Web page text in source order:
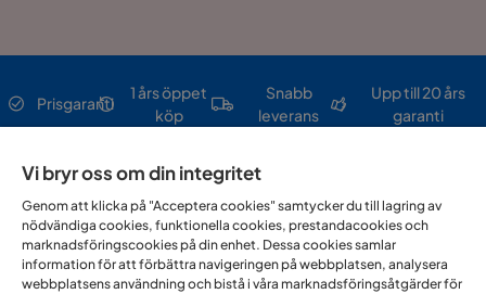
Prisgaranti
1 års öppet
köp
Snabb
leverans
Upp till 20 års
garanti
Hjälp & kontakt
Sortiment & erbjudande
Vi bryr oss om din integritet
Genom att klicka på "Acceptera cookies" samtycker du till lagring av
nödvändiga cookies, funktionella cookies, prestandacookies och
marknadsföringscookies på din enhet. Dessa cookies samlar
information för att förbättra navigeringen på webbplatsen, analysera
webbplatsens användning och bistå i våra marknadsföringsåtgärder för